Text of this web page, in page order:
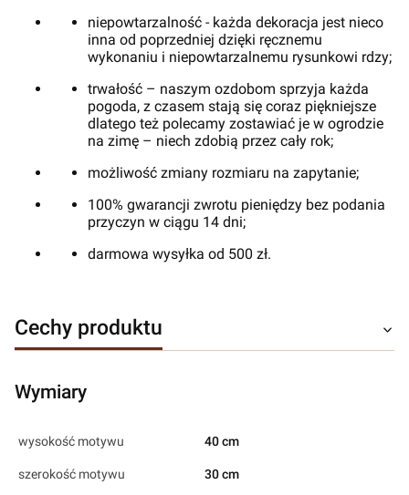
niepowtarzalność - każda dekoracja jest nieco
inna od poprzedniej dzięki ręcznemu
wykonaniu i niepowtarzalnemu rysunkowi rdzy;
trwałość – naszym ozdobom sprzyja każda
pogoda, z czasem stają się coraz piękniejsze
dlatego też polecamy zostawiać je w ogrodzie
na zimę – niech zdobią przez cały rok;
możliwość zmiany rozmiaru na zapytanie;
100% gwarancji zwrotu pieniędzy bez podania
przyczyn w ciągu 14 dni;
darmowa wysyłka od 500 zł.
Cechy produktu
Wymiary
wysokość motywu 40 cm
szerokość motywu 30 cm